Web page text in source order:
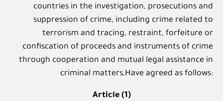
countries in the investigation, prosecutions and
suppression of crime, including crime related to
terrorism and tracing, restraint, forfeiture or
confiscation of proceeds and instruments of crime
through cooperation and mutual legal assistance in
criminal matters,Have agreed as follows:
Article (1)